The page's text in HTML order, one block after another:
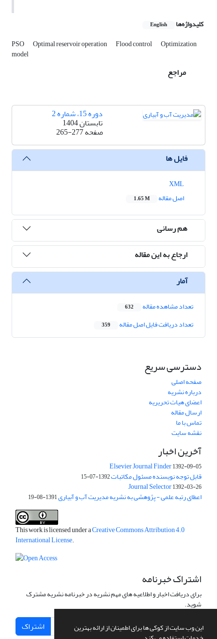
این وب سایت از کوکی ها برای اطمینان از ارائه بهترین
کلیدواژه‌ها English
PSO Optimal reservoir operation Flood control Optimization
model
مراجع
دوره 15، شماره 2
تابستان 1404
صفحه265-277
فایل ها
اصل مقاله
1.65 M
هم رسانی
ارجاع به این مقاله
آمار
تعداد مشاهده مقاله 632
تعداد دریافت فایل اصل مقاله 359
دسترسی سریع
صفحه اصلی
درباره نشریه
اعضای هیات تحریریه
ارسال مقاله
تماس با ما
نقشه سایت
آخرین اخبار
Elsevier Journal Finder1392-09-05
قابل توجه نویسنده مسئول مکاتبات1392-07-15
Journal Selector1392-03-26
اعطای رتبه علمی - پژوهشی به نشریه مدیریت آب و آبیاری1391-08-19
This work is licensed under aCreative Commons Attribution 4.0
International License.
اشتراک خبرنامه
برای دریافت اخبار و اطلاعیه های مهم نشریه در خبرنامه نشریه مشترک
شوید.
اشتراک